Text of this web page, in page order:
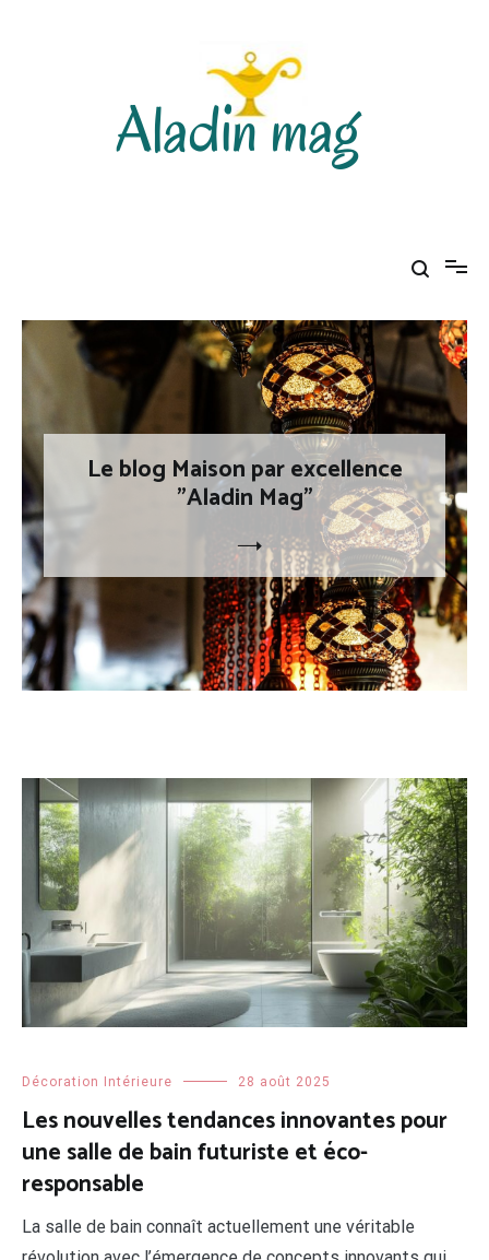
Le blog Maison par excellence
"Aladin Mag"
Décoration Intérieure 28 août 2025
Les nouvelles tendances innovantes pour
une salle de bain futuriste et éco-
responsable
La salle de bain connaît actuellement une véritable